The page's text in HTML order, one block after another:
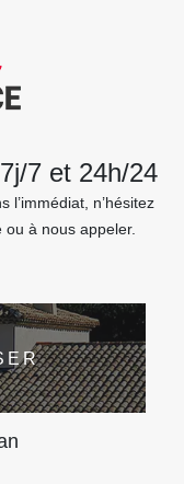
7 et 24h/24
l’immédiat, n’hésitez
à nous appeler.